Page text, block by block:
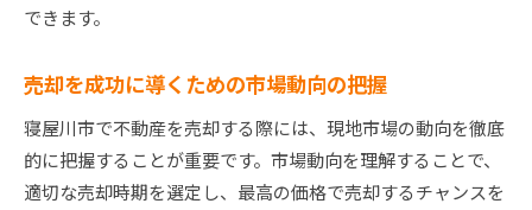
できます。
売却を成功に導くための市場動向の把握
寝屋川市で不動産を売却する際には、現地市場の動向を徹底
的に把握することが重要です。市場動向を理解することで、
適切な売却時期を選定し、最高の価格で売却するチャンスを